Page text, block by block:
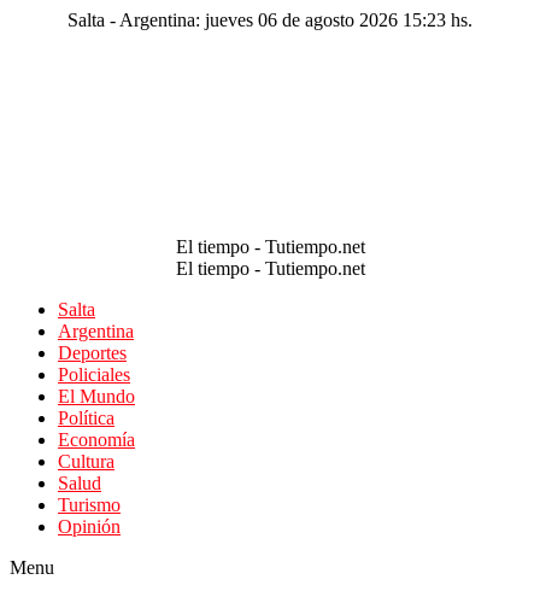
Salta - Argentina: jueves 06 de agosto 2026 15:23 hs.
El tiempo - Tutiempo.net
El tiempo - Tutiempo.net
Salta
Argentina
Deportes
Policiales
El Mundo
Política
Economía
Cultura
Salud
Turismo
Opinión
Menu